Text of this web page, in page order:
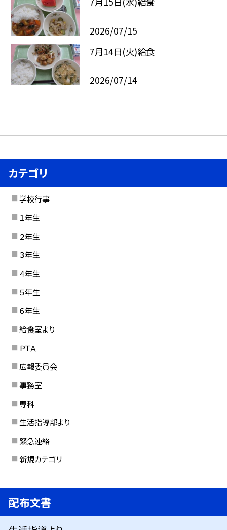
2026/07/15
7月14日(火)給食
2026/07/14
カテゴリ
学校行事
１年生
２年生
３年生
４年生
５年生
６年生
給食室より
ＰＴＡ
広報委員会
事務室
専科
生活指導部より
緊急連絡
新規カテゴリ
配布文書